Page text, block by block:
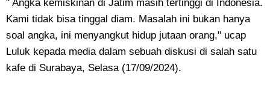
" Angka kemiskinan di Jatim masih tertinggi di Indonesia.
Kami tidak bisa tinggal diam. Masalah ini bukan hanya
soal angka, ini menyangkut hidup jutaan orang," ucap
Luluk kepada media dalam sebuah diskusi di salah satu
kafe di Surabaya, Selasa (17/09/2024).